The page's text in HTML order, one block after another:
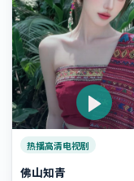
热播高清电视剧
佛山知青